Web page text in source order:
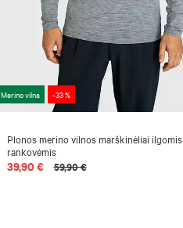
Merino vilna -33 %
Plonos merino vilnos marškinėliai ilgomis
rankovėmis
39,90 € 59,90 €